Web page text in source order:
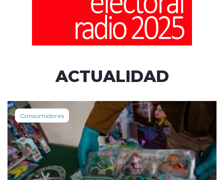
ACTUALIDAD
Consumidores